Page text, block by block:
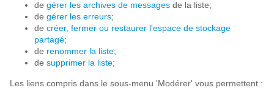
de gérer les archives de messages de la liste;
de gérer les erreurs;
de créer, fermer ou restaurer l'espace de stockage
partagé;
de renommer la liste;
de supprimer la liste;
Les liens compris dans le sous-menu 'Modérer' vous permettent :